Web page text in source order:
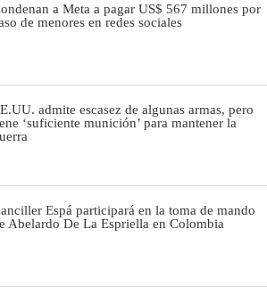
a Meta a pagar US$ 567 millones por
de menores en redes sociales
admite escasez de algunas armas, pero
‘suficiente munición’ para mantener la
Espá participará en la toma de mando
Abelardo De La Espriella en Colombia